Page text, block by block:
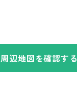
周辺地図を確認する